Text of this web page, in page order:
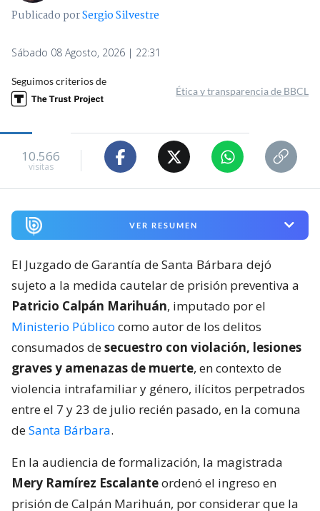
Publicado porSergio Silvestre
Sábado 08 Agosto, 2026 | 22:31
Seguimos criterios de
Ética y transparencia de BBCL
10.566
visitas
VER RESUMEN
El Juzgado de Garantía de Santa Bárbara dejó
sujeto a la medida cautelar de prisión preventiva a
Patricio Calpán Marihuán, imputado por el
Ministerio Público como autor de los delitos
consumados desecuestro con violación, lesiones
graves y amenazas de muerte, en contexto de
violencia intrafamiliar y género, ilícitos perpetrados
entre el 7 y 23 de julio recién pasado, en la comuna
deSanta Bárbara.
En la audiencia de formalización, la magistrada
Mery Ramírez Escalanteordenó el ingreso en
prisión de Calpán Marihuán, por considerar que la